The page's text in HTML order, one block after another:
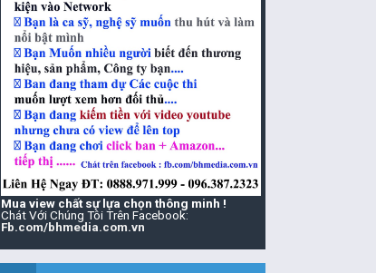
Mua view chất sự lựa chọn thông minh !
Chát Với Chúng Tôi Trên Facebook:
Fb.com/bhmedia.com.vn